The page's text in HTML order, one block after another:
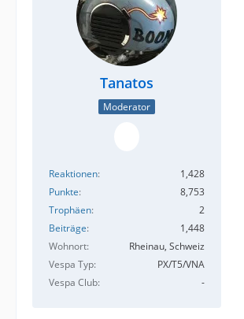
Tanatos
Moderator
Reaktionen
1,428
Punkte
8,753
Trophäen
2
Beiträge
1,448
Wohnort
Rheinau, Schweiz
Vespa Typ
PX/T5/VNA
Vespa Club
-